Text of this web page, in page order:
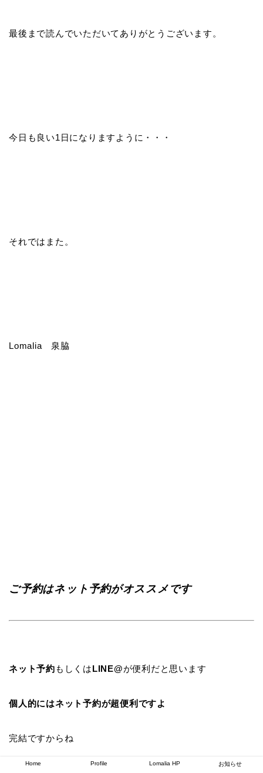
最後まで読んでいただいてありがとうございます。
今日も良い1日になりますように・・・
それではまた。
Lomalia 泉脇
ご予約はネット予約がオススメです
ネット予約もしくはLINE@が便利だと思います
個人的にはネット予約が超便利ですよ
完結ですからね
Home Profile Lomalia HP お知らせ